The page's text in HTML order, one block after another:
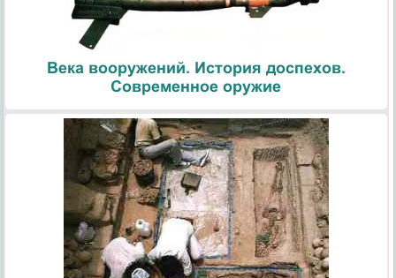
Века вооружений. История доспехов.
Современное оружие